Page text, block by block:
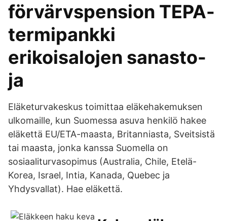
förvärvspension TEPA-
termipankki
erikoisalojen sanasto-
ja
Eläketurvakeskus toimittaa eläkehakemuksen
ulkomaille, kun Suomessa asuva henkilö hakee
eläkettä EU/ETA-maasta, Britanniasta, Sveitsistä
tai maasta, jonka kanssa Suomella on
sosiaaliturvasopimus (Australia, Chile, Etelä-
Korea, Israel, Intia, Kanada, Quebec ja
Yhdysvallat). Hae eläkettä.